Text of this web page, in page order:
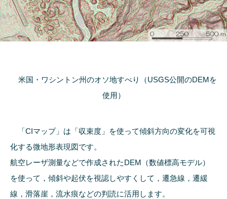
米国・ワシントン州のオソ地すべり（USGS公開のDEMを
使用）
「CIマップ」は「収束度」を使って傾斜方向の変化を可視
化する微地形表現図です。
航空レーザ測量などで作成されたDEM（数値標高モデル）
を使って，傾斜や起伏を視認しやすくして，遷急線，遷緩
線，滑落崖，流水痕などの判読に活用します。